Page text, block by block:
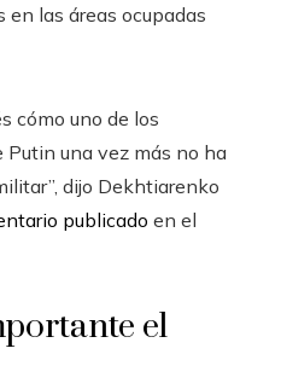
las áreas ocupadas
cómo uno de los
una vez más no ha
dijo Dekhtiarenko
publicado en el
el